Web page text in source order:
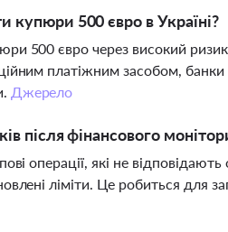
500 євро в Україні?
500 євро через високий ризик
платіжним засобом,
Джерело
після фінансового
операції, які не
ліміти. Це робиться для